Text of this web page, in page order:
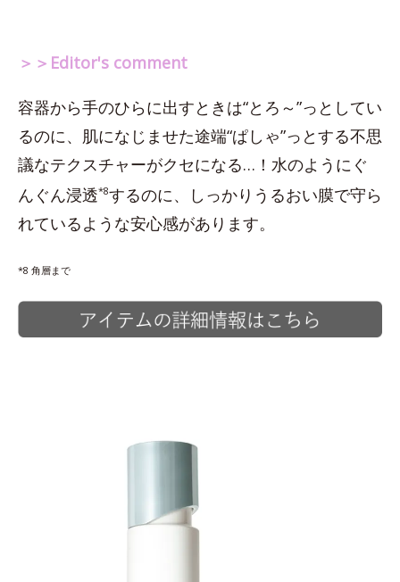
＞＞Editor's comment
容器から手のひらに出すときは“とろ～”っとしてい
るのに、肌になじませた途端“ぱしゃ”っとする不思
議なテクスチャーがクセになる…！水のようにぐ
んぐん浸透*8するのに、しっかりうるおい膜で守ら
れているような安心感があります。
*8 角層まで